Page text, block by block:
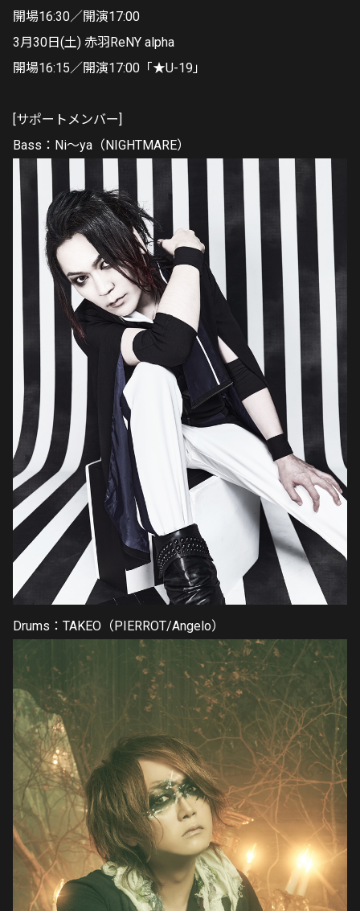
開場16:30／開演17:00
3月30日(土) 赤羽ReNY alpha
開場16:15／開演17:00「★U-19」
[サポートメンバー]
Bass：Ni～ya（NIGHTMARE）
Drums：TAKEO（PIERROT/Angelo）